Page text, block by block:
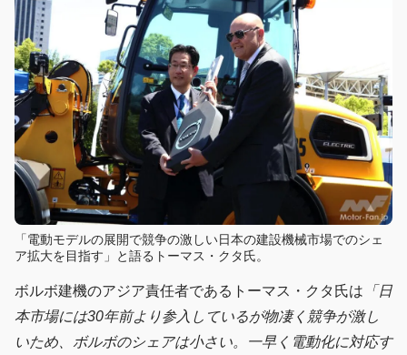
「電動モデルの展開で競争の激しい日本の建設機械市場でのシェ
ア拡大を目指す」と語るトーマス・クタ氏。
ボルボ建機のアジア責任者であるトーマス・クタ氏は 「日
本市場には30年前より参入しているが物凄く競争が激し
いため、ボルボのシェアは小さい。一早く電動化に対応す